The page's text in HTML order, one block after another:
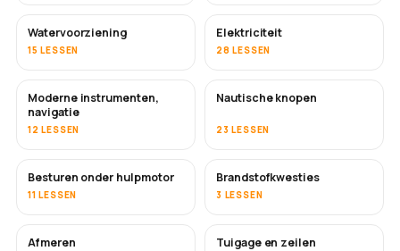
Watervoorziening
15 LESSEN
Elektriciteit
28 LESSEN
Moderne instrumenten,
navigatie
12 LESSEN
Nautische knopen
23 LESSEN
Besturen onder hulpmotor
11 LESSEN
Brandstofkwesties
3 LESSEN
Afmeren Tuigage en zeilen